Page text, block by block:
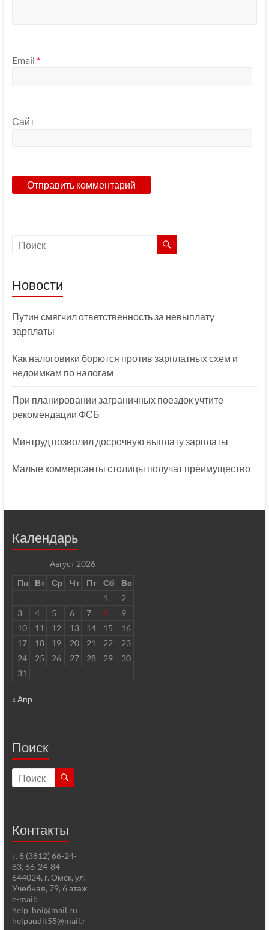
Email *
Сайт
Новости
Путин смягчил ответственность за невыплату
зарплаты
Как налоговики борются против зарплатных схем и
недоимкам по налогам
При планировании заграничных поездок учтите
рекомендации ФСБ
Минтруд позволил досрочную выплату зарплаты
Малые коммерсанты столицы получат преимущество
Календарь
Август 2026
Пн
Вт Ср Чт Пт Сб
Вс
1
2
3
4 5 6 7 8
9
10
11 12 13 14 15
16
17
18 19 20 21 22
23
24
25 26 27 28 29
30
31
« Апр
Поиск
Контакты
т. 8 (3812) 66-24-
83, 66-24-84
644024, г. Омск, ул.
Учебная, 79, 6 этаж
e-mail:
help_hoi@mail.ru
helpaudit55@mail.r